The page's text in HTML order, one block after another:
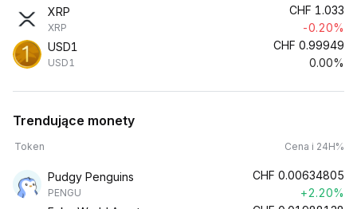
XRP
XRP
CHF 1.033
-0.20%
USD1
USD1
CHF 0.99949
0.00%
Trendujące monety
Token Cena i 24H%
Pudgy Penguins
PENGU
CHF 0.00634805
+2.20%